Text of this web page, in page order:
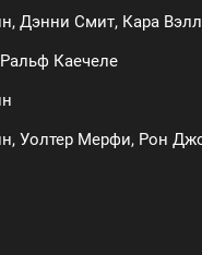
Дэнни Смит, Кара
Каечеле
Уолтер Мерфи, Рон